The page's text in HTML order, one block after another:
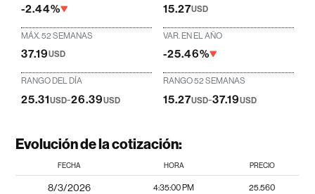
-2.44% 15.27USD
MÁX. 52 SEMANAS
37.19USD
VAR. EN EL AÑO
-25.46%
RANGO DEL DÍA
25.31USD-26.39USD
RANGO 52 SEMANAS
15.27USD-37.19USD
Evolución de la cotización:
FECHA HORA PRECIO
8/3/2026 4:35:00 PM 25.560